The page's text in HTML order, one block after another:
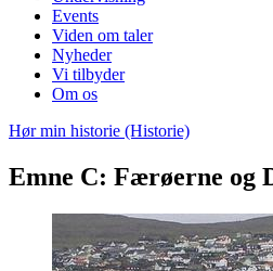
Events
Viden om taler
Nyheder
Vi tilbyder
Om os
Hør min historie (Historie)
Emne C: Færøerne og